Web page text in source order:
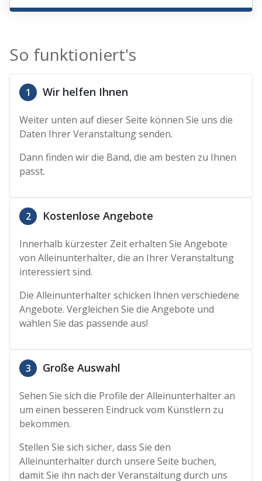
So funktioniert's
1 Wir helfen Ihnen
Weiter unten auf dieser Seite können Sie uns die
Daten Ihrer Veranstaltung senden.
Dann finden wir die Band, die am besten zu Ihnen
passt.
2 Kostenlose Angebote
Innerhalb kürzester Zeit erhalten Sie Angebote
von Alleinunterhalter, die an Ihrer Veranstaltung
interessiert sind.
Die Alleinunterhalter schicken Ihnen verschiedene
Angebote. Vergleichen Sie die Angebote und
wählen Sie das passende aus!
3 Große Auswahl
Sehen Sie sich die Profile der Alleinunterhalter an
um einen besseren Eindruck vom Künstlern zu
bekommen.
Stellen Sie sich sicher, dass Sie den
Alleinunterhalter durch unsere Seite buchen,
damit Sie ihn nach der Veranstaltung durch uns